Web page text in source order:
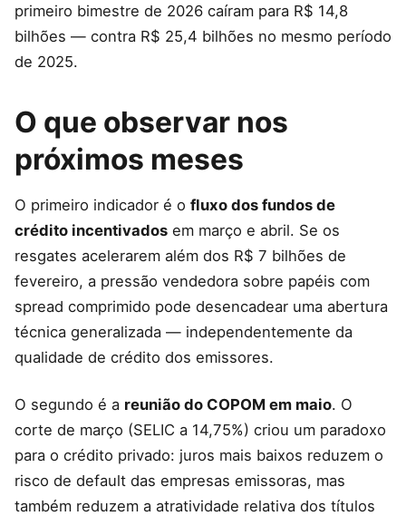
primeiro bimestre de 2026 caíram para R$ 14,8
bilhões — contra R$ 25,4 bilhões no mesmo período
de 2025.
O que observar nos
próximos meses
O primeiro indicador é o fluxo dos fundos de
crédito incentivados em março e abril. Se os
resgates acelerarem além dos R$ 7 bilhões de
fevereiro, a pressão vendedora sobre papéis com
spread comprimido pode desencadear uma abertura
técnica generalizada — independentemente da
qualidade de crédito dos emissores.
O segundo é a reunião do COPOM em maio. O
corte de março (SELIC a 14,75%) criou um paradoxo
para o crédito privado: juros mais baixos reduzem o
risco de default das empresas emissoras, mas
também reduzem a atratividade relativa dos títulos